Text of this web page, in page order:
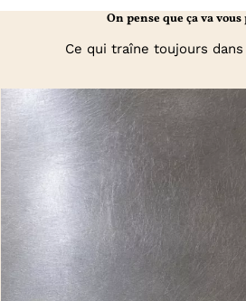
On pense que ça va
Ce qui traîne toujours